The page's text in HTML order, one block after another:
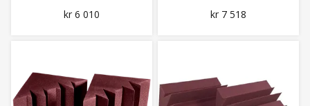
kr 6 010 kr 7 518